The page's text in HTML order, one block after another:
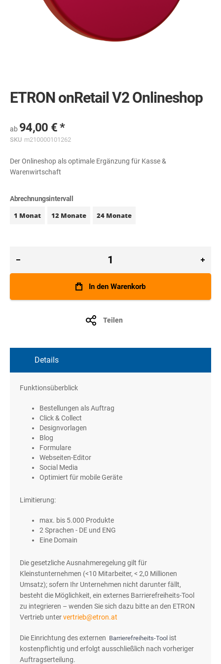
beginning
of
images
ETRON onRetail V2 Onlineshop
ab 94,00 €
SKU m210000101262
Der Onlineshop als optimale Ergänzung für Kasse &
Warenwirtschaft
Abrechnungsintervall
1 Monat 12 Monate 24 Monate
In den Warenkorb
Teilen
Details
Funktionsüberblick
Bestellungen als Auftrag
Click & Collect
Designvorlagen
Blog
Formulare
Webseiten-Editor
Social Media
Optimiert für mobile Geräte
Limitierung:
max. bis 5.000 Produkte
2 Sprachen - DE und ENG
Eine Domain
Die gesetzliche Ausnahmeregelung gilt für
Kleinstunternehmen (<10 Mitarbeiter, < 2,0 Millionen
Umsatz); sofern Ihr Unternehmen nicht darunter fällt,
besteht die Möglichkeit, ein externes Barrierefreiheits-Tool
zu integrieren – wenden Sie sich dazu bitte an den ETRON
Vertrieb untervertrieb@etron.at
Die Einrichtung des externen Barrierefreiheits-Tool ist
kostenpflichtig und erfolgt ausschließlich nach vorheriger
Auftragserteilung.